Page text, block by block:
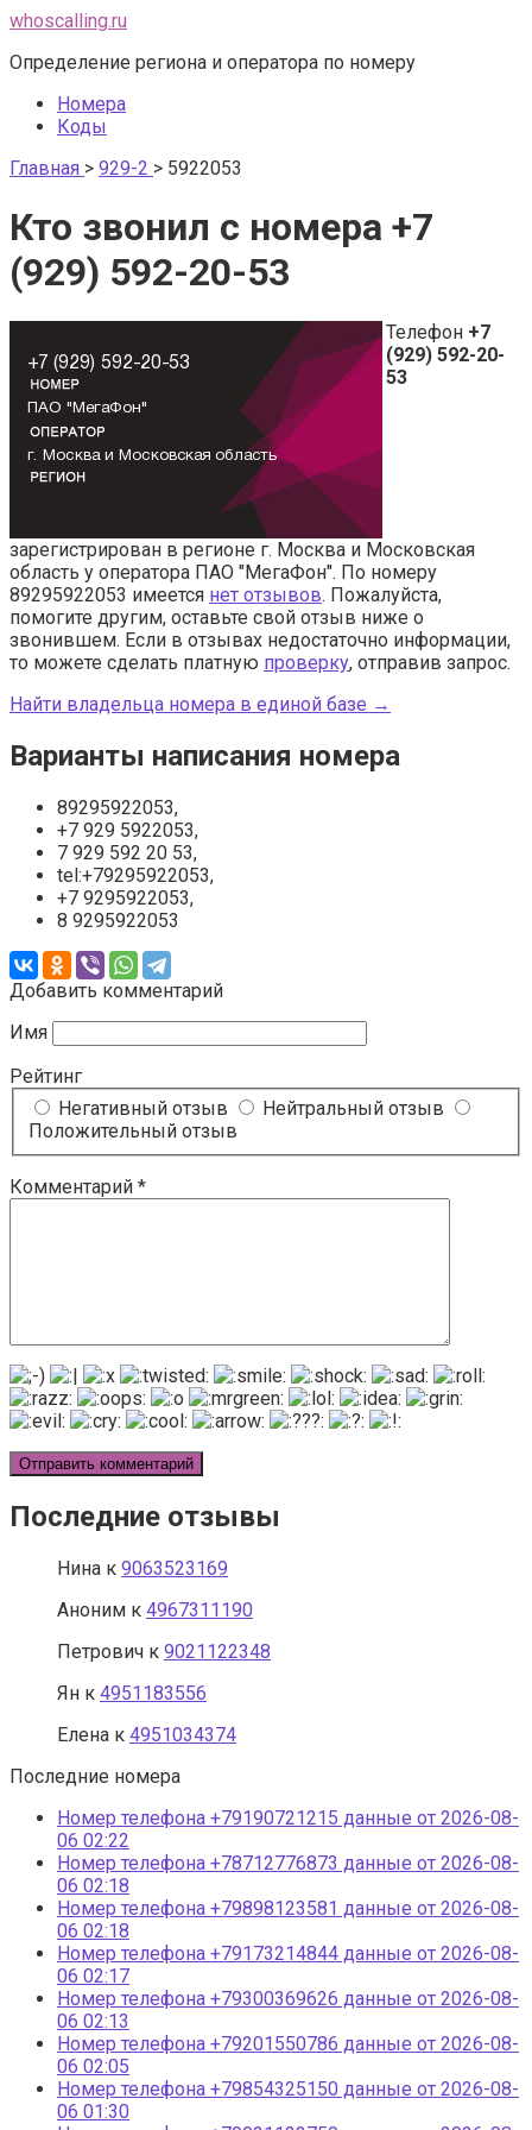
Перейти
контенту
whoscalling.ru
Определение региона и оператора по номеру
Номера
Коды
Главная > 929-2 > 5922053
Кто звонил с номера +7
(929) 592-20-53
Телефон +7
(929) 592-20-
53
зарегистрирован в регионе г. Москва и Московская
область у оператора ПАО "МегаФон". По номеру
89295922053 имеется нет отзывов. Пожалуйста,
помогите другим, оставьте свой отзыв ниже о
звонившем. Если в отзывах недостаточно информации,
то можете сделать платную проверку, отправив запрос.
Найти владельца номера в единой базе →
Варианты написания номера
89295922053,
+7 929 5922053,
7 929 592 20 53,
tel:+79295922053,
+7 9295922053,
8 9295922053
Добавить комментарий
Имя
Рейтинг
Негативный отзыв
Нейтральный отзыв
Положительный отзыв
Комментарий *
Последние отзывы
Нина к 9063523169
Аноним к 4967311190
Петрович к 9021122348
Ян к 4951183556
Елена к 4951034374
Последние номера
Номер телефона +79190721215 данные от 2026-08-
06 02:22
Номер телефона +78712776873 данные от 2026-08-
06 02:18
Номер телефона +79898123581 данные от 2026-08-
06 02:18
Номер телефона +79173214844 данные от 2026-08-
06 02:17
Номер телефона +79300369626 данные от 2026-08-
06 02:13
Номер телефона +79201550786 данные от 2026-08-
06 02:05
Номер телефона +79854325150 данные от 2026-08-
06 01:30